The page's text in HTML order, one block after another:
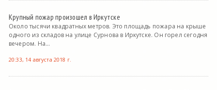
Крупный пожар произошел в Иркутске
Около тысячи квадратных метров. Это площадь пожара на крыше
одного из складов на улице Сурнова в Иркутске. Он горел сегодня
вечером. На...
20:33, 14 августа 2018 г.